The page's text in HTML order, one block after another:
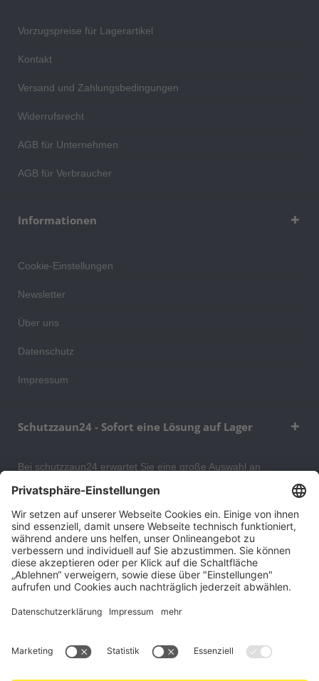
Vorzugspreise für Lagerartikel
Kontakt
Versand und Zahlungsbedingungen
Widerrufsrecht
AGB für Unternehmen
AGB für Verbraucher
Informationen
Cookie-Einstellungen
Newsletter
Über uns
Datenschutz
Impressum
Schutzzaun24 - Sofort eine Lösung auf Lager
Bei schutzzaun24 erwartet Sie eine große Auswahl an
Schutzgittern, Schutzeinrichtungen, Absturzsicherungen und
auch Ihr Wohngebäude optimal organisieren und sichern
können. An unserem Versandlager bevorraten wir ein großes
Sortiment von Lagerartikeln, welche innerhalb von 48 Stunden
versandbereit sind.
Cookie-Einstellungen Über uns
freibleibend. Solange der Vorrat reicht.